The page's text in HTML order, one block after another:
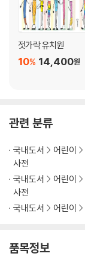
젓가락 유치원
14,400원
10%
관련 분류
국내도서 어린이
사전
국내도서
어린이
사전
국내도서
어린이
품목정보